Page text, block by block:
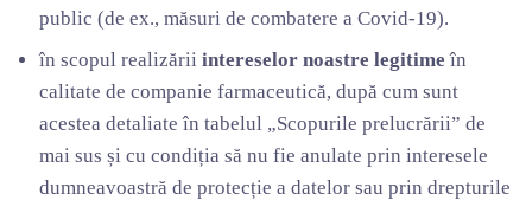
public (de ex., măsuri de combatere a Covid-19).
în scopul realizăriiintereselor noastre legitime în
calitate de companie farmaceutică, după cum sunt
acestea detaliate în tabelul „Scopurile prelucrării” de
mai sus și cu condiția să nu fie anulate prin interesele
dumneavoastră de protecție a datelor sau prin drepturile